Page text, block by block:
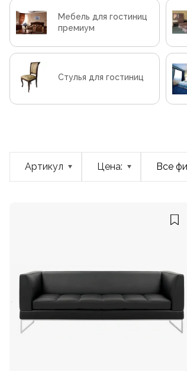
Мебель для гостиниц
премиум
Стулья для гостиниц
Артикул Цена: Все